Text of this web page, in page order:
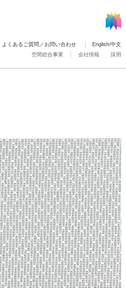
空間総合事業 会社情報 採用
よくあるご質問／お問い合わせ English/中文